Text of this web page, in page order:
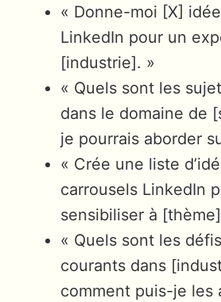
« Donne-moi [X]
LinkedIn pour un
[industrie]. »
« Quels sont les
dans le domaine de
je pourrais aborder
« Crée une liste
carrousels LinkedIn
sensibiliser à
« Quels sont les
courants dans
comment puis-je les